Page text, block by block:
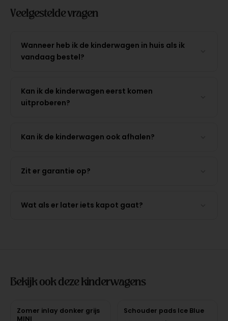
Veelgestelde vragen
Wanneer heb ik de kinderwagen in huis als ik
vandaag bestel?
Kan ik de kinderwagen eerst komen
uitproberen?
Kan ik de kinderwagen ook afhalen?
Zit er garantie op?
Wat als er later iets kapot gaat?
Bekijk ook deze kinderwagens
Zomer inlay donker grijs
MINI
Schouder pads Ice Blue